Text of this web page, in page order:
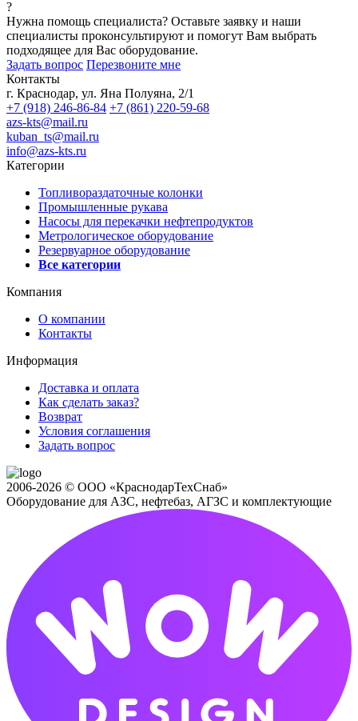
?
Нужна помощь специалиста? Оставьте заявку и наши
специалисты проконсультируют и помогут Вам выбрать
подходящее для Вас оборудование.
Задать вопрос Перезвоните мне
Контакты
г. Краснодар, ул. Яна Полуяна, 2/1
+7 (918) 246-86-84 +7 (861) 220-59-68
azs-kts@mail.ru
kuban_ts@mail.ru
info@azs-kts.ru
Категории
Топливораздаточные колонки
Промышленные рукава
Насосы для перекачки нефтепродуктов
Метрологическое оборудование
Резервуарное оборудование
Все категории
Компания
О компании
Контакты
Информация
Доставка и оплата
Как сделать заказ?
Возврат
Условия соглашения
Задать вопрос
2006-2026 © ООО «КраснодарТехСнаб»
Оборудование для АЗС, нефтебаз, АГЗС и комплектующие